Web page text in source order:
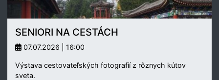
SENIORI NA CESTÁCH
07.07.2026 | 16:00
Výstava cestovateľských fotografií z rôznych kútov
sveta.